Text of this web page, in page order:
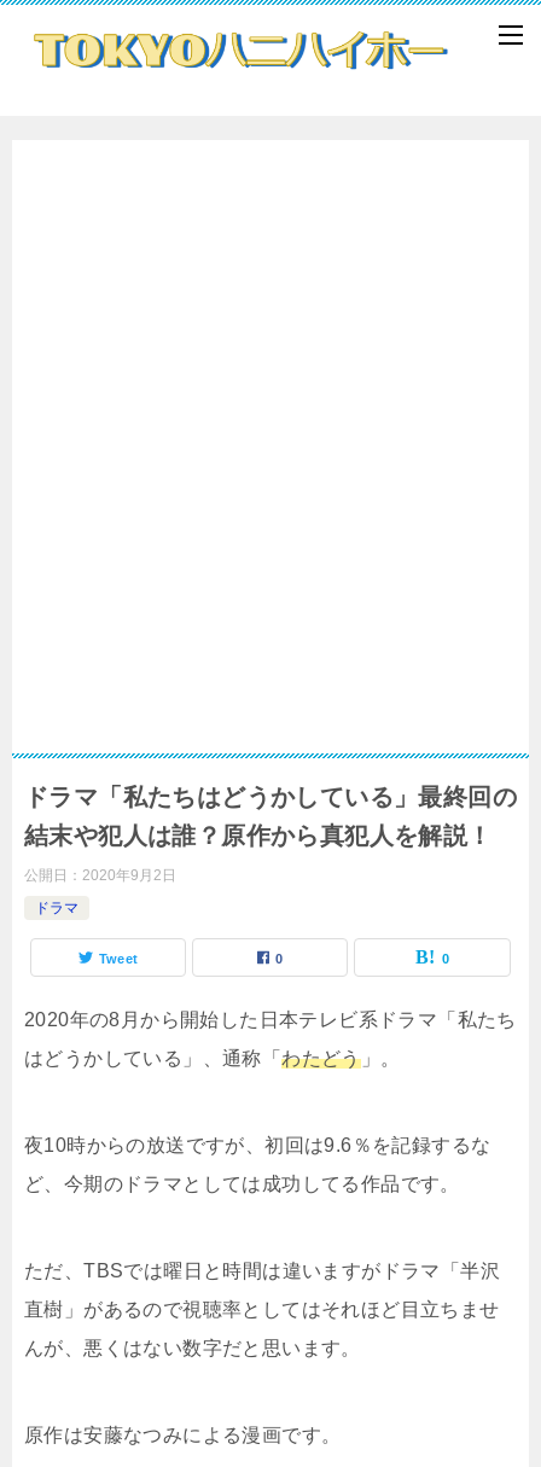
ドラマ「私たちはどうかしている」最終回の
結末や犯人は誰？原作から真犯人を解説！
公開日： 2020年9月2日
ドラマ
Tweet 0 0
2020年の8月から開始した日本テレビ系ドラマ「私たち
はどうかしている」、通称「わたどう」。
夜10時からの放送ですが、初回は9.6％を記録するな
ど、今期のドラマとしては成功してる作品です。
ただ、TBSでは曜日と時間は違いますがドラマ「半沢
直樹」があるので視聴率としてはそれほど目立ちませ
んが、悪くはない数字だと思います。
原作は安藤なつみによる漫画です。